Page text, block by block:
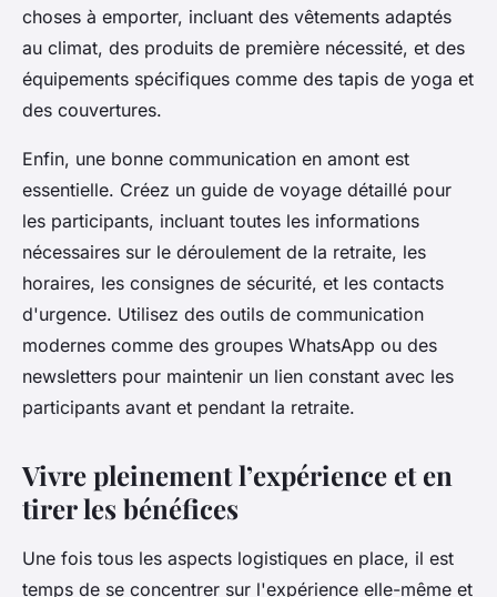
choses à emporter, incluant des vêtements adaptés
au climat, des produits de première nécessité, et des
équipements spécifiques comme des tapis de yoga et
des couvertures.
Enfin, une bonne communication en amont est
essentielle. Créez un guide de voyage détaillé pour
les participants, incluant toutes les informations
nécessaires sur le déroulement de la retraite, les
horaires, les consignes de sécurité, et les contacts
d'urgence. Utilisez des outils de communication
modernes comme des groupes WhatsApp ou des
newsletters pour maintenir un lien constant avec les
participants avant et pendant la retraite.
Vivre pleinement l’expérience et en
tirer les bénéfices
Une fois tous les aspects logistiques en place, il est
temps de se concentrer sur l'expérience elle-même et